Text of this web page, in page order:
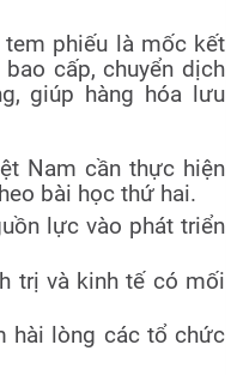
phiếu là mốc kết
cấp, chuyển dịch
giúp hàng hóa lưu
Nam cần thực hiện
bài học thứ hai.
lực vào phát triển
trị và kinh tế có mối
hài lòng các tổ chức